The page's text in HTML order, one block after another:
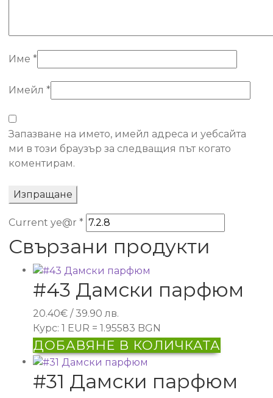
Име *
Имейл *
Запазване на името, имейл адреса и уебсайта
ми в този браузър за следващия път когато
коментирам.
Current ye@r *
Свързани продукти
#43 Дамски парфюм
20.40€ / 39.90 лв.
Курс: 1 EUR = 1.95583 BGN
ДОБАВЯНЕ В КОЛИЧКАТА
#31 Дамски парфюм